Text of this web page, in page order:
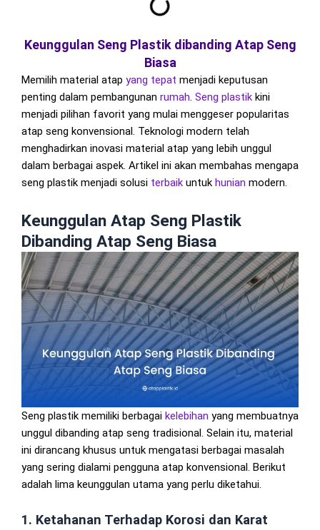
Keunggulan Seng Plastik dibanding Atap Seng
Biasa
Memilih material atap yang tepat menjadi keputusan
penting dalam pembangunan rumah. Seng plastik kini
menjadi pilihan favorit yang mulai menggeser popularitas
atap seng konvensional. Teknologi modern telah
menghadirkan inovasi material atap yang lebih unggul
dalam berbagai aspek. Artikel ini akan membahas mengapa
seng plastik menjadi solusi terbaik untuk hunian modern.
Keunggulan Atap Seng Plastik
Dibanding Atap Seng Biasa
Seng plastik memiliki berbagai kelebihan yang membuatnya
unggul dibanding atap seng tradisional. Selain itu, material
ini dirancang khusus untuk mengatasi berbagai masalah
yang sering dialami pengguna atap konvensional. Berikut
adalah lima keunggulan utama yang perlu diketahui.
1. Ketahanan Terhadap Korosi dan Karat